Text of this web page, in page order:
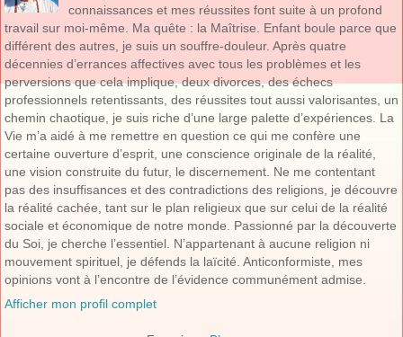
connaissances et mes réussites font suite à un profond
travail sur moi-même. Ma quête : la Maîtrise. Enfant boule parce que
différent des autres, je suis un souffre-douleur. Après quatre
décennies d’errances affectives avec tous les problèmes et les
perversions que cela implique, deux divorces, des échecs
professionnels retentissants, des réussites tout aussi valorisantes, un
chemin chaotique, je suis riche d’une large palette d’expériences. La
Vie m’a aidé à me remettre en question ce qui me confère une
certaine ouverture d’esprit, une conscience originale de la réalité,
une vision construite du futur, le discernement. Ne me contentant
pas des insuffisances et des contradictions des religions, je découvre
la réalité cachée, tant sur le plan religieux que sur celui de la réalité
sociale et économique de notre monde. Passionné par la découverte
du Soi, je cherche l’essentiel. N’appartenant à aucune religion ni
mouvement spirituel, je défends la laïcité. Anticonformiste, mes
opinions vont à l’encontre de l’évidence communément admise.
Afficher mon profil complet